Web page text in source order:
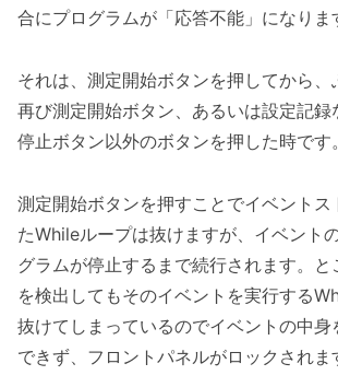
合にプログラムが「応答不能」になりま
それは、測定開始ボタンを押してから
再び測定開始ボタン、あるいは設定記録
停止ボタン以外のボタンを押した時です。
測定開始ボタンを押すことでイベントス
たWhileループは抜けますが、イベント
グラムが停止するまで続行されます。と
を検出してもそのイベントを実行する
抜けてしまっているのでイベントの中
できず、フロントパネルがロックされま